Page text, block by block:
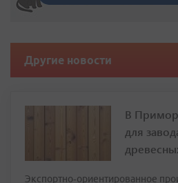
Другие новости
В
для
Экспортно‑ориентированное